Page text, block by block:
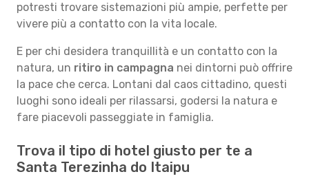
potresti trovare sistemazioni più ampie, perfette per
vivere più a contatto con la vita locale.
E per chi desidera tranquillità e un contatto con la
natura, un ritiro in campagna nei dintorni può offrire
la pace che cerca. Lontani dal caos cittadino, questi
luoghi sono ideali per rilassarsi, godersi la natura e
fare piacevoli passeggiate in famiglia.
Trova il tipo di hotel giusto per te a
Santa Terezinha do Itaipu